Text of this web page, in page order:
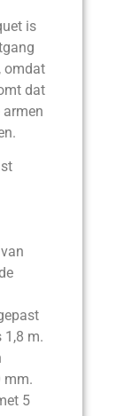
is
omdat
dat
1,8 m.
mm.
5